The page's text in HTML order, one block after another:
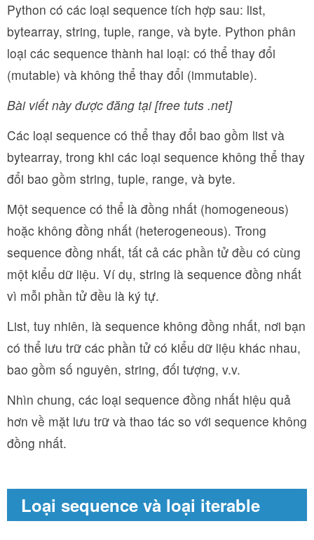
Python có các loại sequence tích hợp sau: list,
bytearray, string, tuple, range, và byte. Python phân
loại các sequence thành hai loại: có thể thay đổi
(mutable) và không thể thay đổi (immutable).
Bài viết này được đăng tại [free tuts .net]
Các loại sequence có thể thay đổi bao gồm list và
bytearray, trong khi các loại sequence không thể thay
đổi bao gồm string, tuple, range, và byte.
Một sequence có thể là đồng nhất (homogeneous)
hoặc không đồng nhất (heterogeneous). Trong
sequence đồng nhất, tất cả các phần tử đều có cùng
một kiểu dữ liệu. Ví dụ, string là sequence đồng nhất
vì mỗi phần tử đều là ký tự.
List, tuy nhiên, là sequence không đồng nhất, nơi bạn
có thể lưu trữ các phần tử có kiểu dữ liệu khác nhau,
bao gồm số nguyên, string, đối tượng, v.v.
Nhìn chung, các loại sequence đồng nhất hiệu quả
hơn về mặt lưu trữ và thao tác so với sequence không
đồng nhất.
Loại sequence và loại iterable